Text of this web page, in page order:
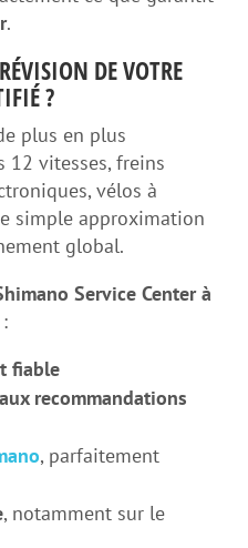
.
DE VOTRE
?
plus en plus
12 vitesses, freins
vélos à
simple approximation
global.
Service Center à
fiable
recommandations
, parfaitement
, notamment sur le